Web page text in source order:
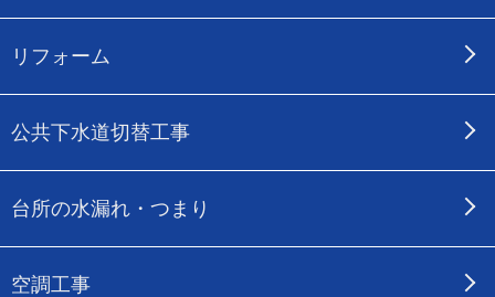
リフォーム
公共下水道切替工事
台所の水漏れ・つまり
空調工事